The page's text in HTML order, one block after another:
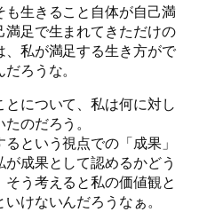
生きること自体が自己満
足で生まれてきただけの
私が満足する生き方がで
ろうな。
について、私は何に対し
のだろう。
という視点での「成果」
成果として認めるかどう
う考えると私の価値観と
けないんだろうなぁ。